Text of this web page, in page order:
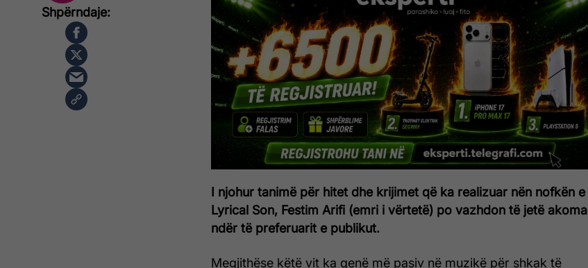
I njohur tanimë për hitet dhe krijimet që ka realizuar nën nofkën e
Lyrical Son, Festim Arifi (emri i vërtetë) po vazhdon të jetë akoma
ndër të preferuarit e publikut.
Megjithëse këtë vit ka qenë më pasiv në muzikë për shkak të